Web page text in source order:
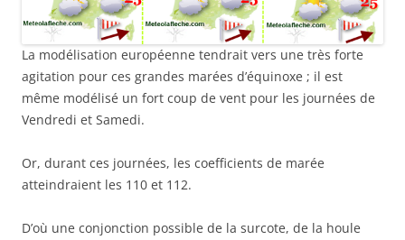
La modélisation européenne tendrait vers une très forte
agitation pour ces grandes marées d’équinoxe ; il est
même modélisé un fort coup de vent pour les journées de
Vendredi et Samedi.
Or, durant ces journées, les coefficients de marée
atteindraient les 110 et 112.
D’où une conjonction possible de la surcote, de la houle